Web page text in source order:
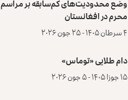
وضع محدودیت‌های کم‌سابقه بر مراسم
محرم در افغانستان
۴ سرطان ۱۴۰۵ - ۲۵ جون ۲۰۲۶
دام طلایی «توماس»
۱۵ جوزا ۱۴۰۵ - ۵ جون ۲۰۲۶